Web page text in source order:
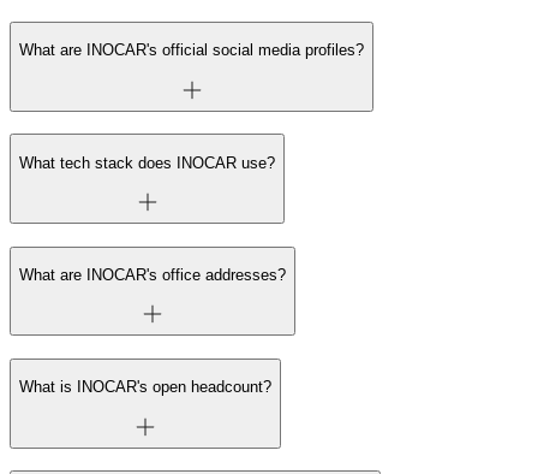
What are INOCAR's official social media profiles?
What tech stack does INOCAR use?
What are INOCAR's office addresses?
What is INOCAR's open headcount?